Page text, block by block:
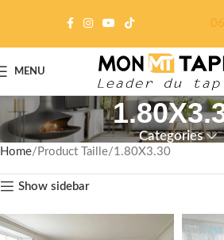
MENU
Categories
Home Product Taille 1.80X3.30
Show sidebar